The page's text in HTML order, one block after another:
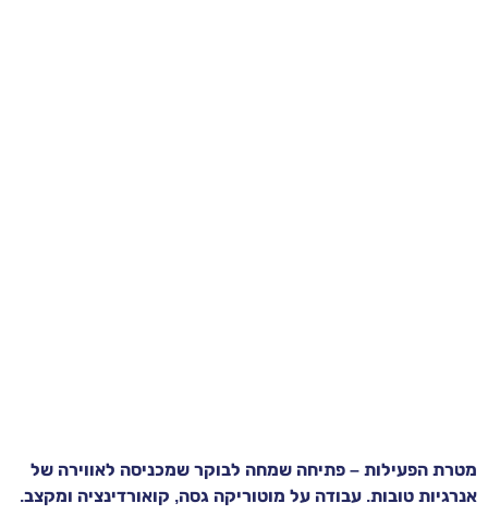
מטרת הפעילות – פתיחה שמחה לבוקר שמכניסה לאווירה של
אנרגיות טובות. עבודה על מוטוריקה גסה, קואורדינציה ומקצב.